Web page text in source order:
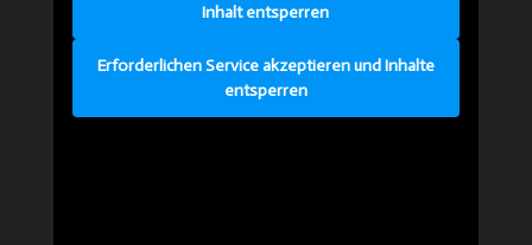
Inhalt entsperren
Erforderlichen Service akzeptieren und Inhalte
entsperren